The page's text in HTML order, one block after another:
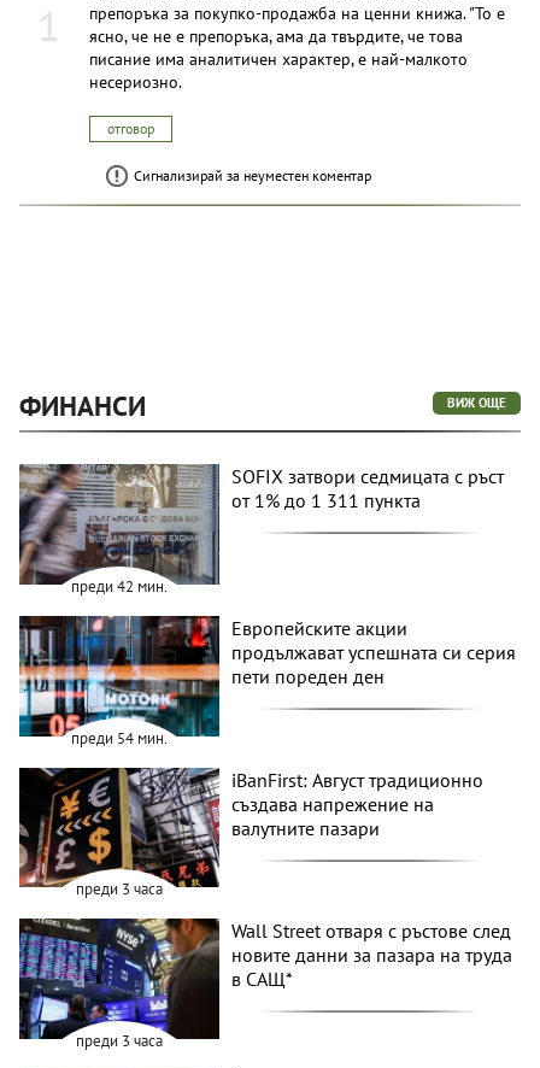
1
препоръка за покупко-продажба на ценни книжа. "То е
ясно, че не е препоръка, ама да твърдите, че това
писание има аналитичен характер, е най-малкото
несериозно.
отговор
Сигнализирай за неуместен коментар
ФИНАНСИ ВИЖ ОЩЕ
преди 42 мин.
SOFIX затвори седмицата с ръст
от 1% до 1 311 пункта
преди 54 мин.
Европейските акции
продължават успешната си серия
пети пореден ден
преди 3 часа
iBanFirst: Август традиционно
създава напрежение на
валутните пазари
преди 3 часа
Wall Street отваря с ръстове след
новите данни за пазара на труда
в САЩ*